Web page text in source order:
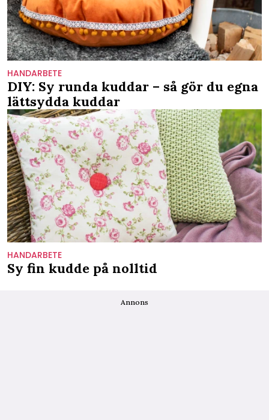
HANDARBETE
DIY: Sy runda kuddar – så gör du egna
lättsydda kuddar
HANDARBETE
Sy fin kudde på nolltid
Annons